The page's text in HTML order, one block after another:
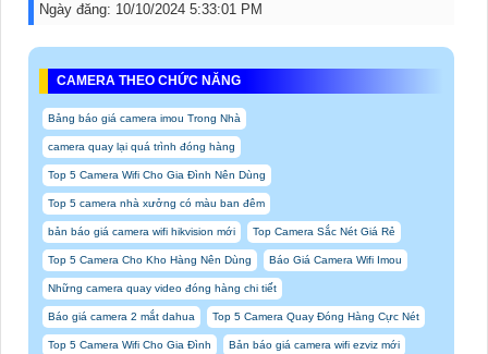
Ngày đăng: 10/10/2024 5:33:01 PM
CAMERA THEO CHỨC NĂNG
Bảng báo giá camera imou Trong Nhà
camera quay lại quá trình đóng hàng
Top 5 Camera Wifi Cho Gia Đình Nên Dùng
Top 5 camera nhà xưởng có màu ban đêm
bản báo giá camera wifi hikvision mới Top Camera Sắc Nét Giá Rẻ
Top 5 Camera Cho Kho Hàng Nên Dùng Báo Giá Camera Wifi Imou
Những camera quay video đóng hàng chi tiết
Báo giá camera 2 mắt dahua Top 5 Camera Quay Đóng Hàng Cực Nét
Top 5 Camera Wifi Cho Gia Đình Bản báo giá camera wifi ezviz mới